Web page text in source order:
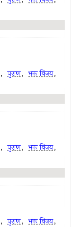
, पुराण, भक्त विजय,
, पुराण, भक्त विजय,
, पुराण, भक्त विजय,